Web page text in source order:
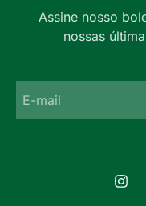
Assine nosso
nossas